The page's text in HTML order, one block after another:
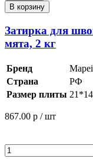
В корзину
Затирка для
мята, 2 кг
Бренд
Mapei
Страна
РФ
Размер плиты 21*14
867.00 р / шт